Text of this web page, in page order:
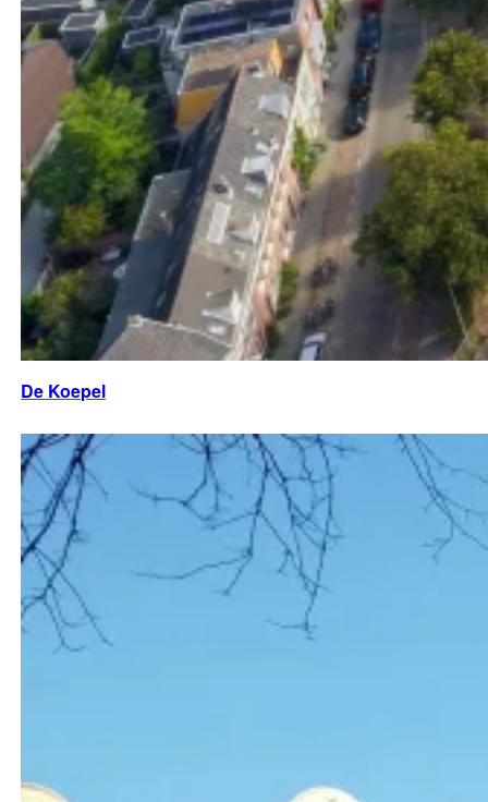
De Koepel